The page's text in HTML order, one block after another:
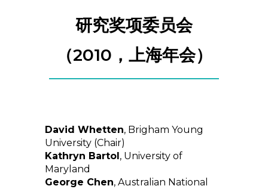
研究奖项委员会
（2010，上海年会）
David Whetten, Brigham Young
University (Chair)
Kathryn Bartol, University of
Maryland
George Chen, Australian National